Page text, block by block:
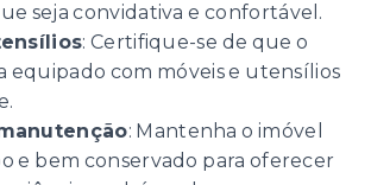
seja convidativa e confortável.
: Certifique-se de que o
equipado com móveis e utensílios
: Mantenha o imóvel
e bem conservado para oferecer